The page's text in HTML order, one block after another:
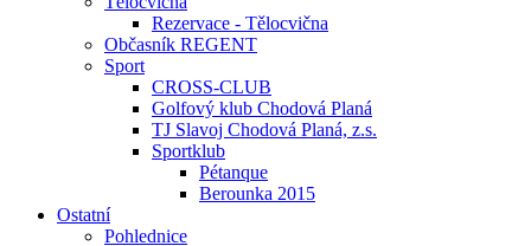
Rezervace - Tělocvična
Občasník REGENT
Sport
CROSS-CLUB
Golfový klub Chodová Planá
TJ Slavoj Chodová Planá, z.s.
Sportklub
Pétanque
Berounka 2015
Ostatní
Pohlednice